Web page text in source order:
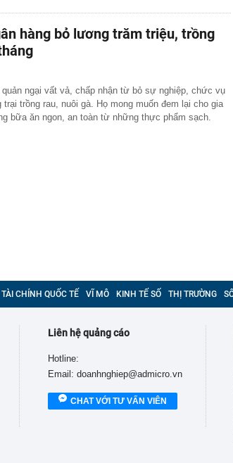
hàng bỏ lương trăm triệu, trồng
ngại vất vả, chấp nhận từ bỏ sự nghiệp, chức vụ
trồng rau, nuôi gà. Họ mong muốn đem lại cho gia
bữa ăn ngon, an toàn từ những thực phẩm sạch.
TÀI CHÍNH QUỐC TẾ VĨ MÔ KINH TẾ SỐ THỊ TRƯỜNG
Liên hệ quảng cáo
Hotline:
Email: doanhnghiep@admicro.vn
CHAT VỚI TƯ VẤN VIÊN